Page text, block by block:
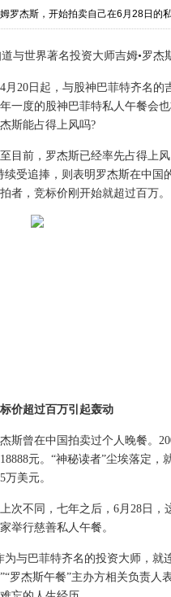
罗杰斯，开始拍卖自己在6月28日的
与世界著名投资大师吉姆•罗杰
日起，与股神巴菲特齐名的
一度的股神巴菲特私人午餐会
斯能占得上风吗?
前，罗杰斯已经率先占得上风
续受追捧，则表明罗杰斯在中国
者，竞标价刚开始就超过百万。
价超过百万引起轰动
曾在中国拍卖过个人晚餐。
元。“神秘读者”尘埃落定
万美元。
不同，七年之后，6月28日，
举行慈善私人午餐。
巴菲特齐名的投资大师，就
罗杰斯午餐”主办方相关负责人